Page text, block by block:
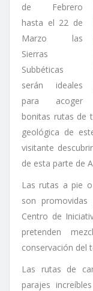
de Febrero
hasta el 22 de
Marzo las
Sierras
Subbéticas
serán ideales
para acoger
bonitas rutas de
geológica de
visitante
de esta parte de
Las rutas a pie
son
Centro de
pretenden
conservación del
Las rutas de
parajes